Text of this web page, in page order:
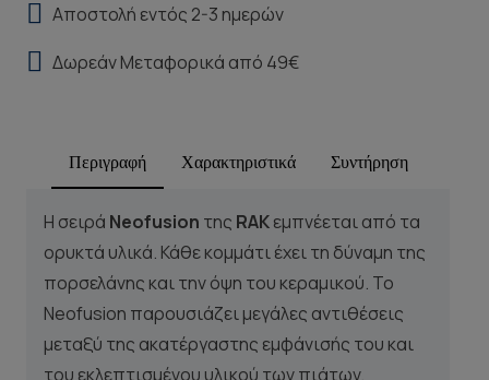
Αποστολή εντός 2-3 ημερών
Δωρεάν Μεταφορικά από 49€
Περιγραφή Χαρακτηριστικά Συντήρηση
Η σειρά Neofusion της RAKεμπνέεται από τα
ορυκτά υλικά. Κάθε κομμάτι έχει τη δύναμη της
πορσελάνης και την όψη του κεραμικού. Το
Neofusion παρουσιάζει μεγάλες αντιθέσεις
μεταξύ της ακατέργαστης εμφάνισής του και
του εκλεπτισμένου υλικού των πιάτων,